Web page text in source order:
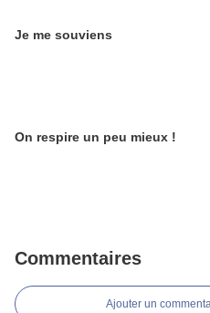
Je me souviens
On respire un peu mieux !
Commentaires
Ajouter un